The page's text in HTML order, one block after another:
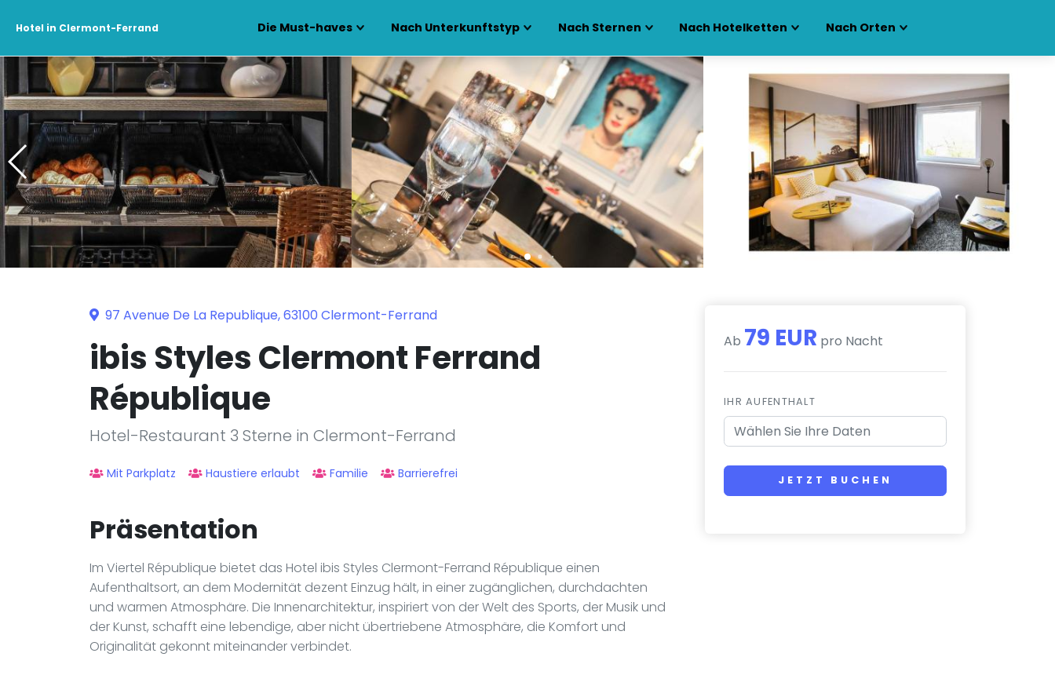
Hotel in Clermont-Ferrand Die Must-haves Nach Unterkunftstyp Nach Sternen Nach Hotelketten Nach Orten
97 Avenue De La Republique, 63100 Clermont-Ferrand
ibis Styles Clermont Ferrand
République
Hotel-Restaurant 3 Sterne in Clermont-Ferrand
Mit Parkplatz Haustiere erlaubt Familie Barrierefrei
Präsentation
Im Viertel République bietet das Hotel ibis Styles Clermont-Ferrand République einen
Aufenthaltsort, an dem Modernität dezent Einzug hält, in einer zugänglichen, durchdachten
und warmen Atmosphäre. Die Innenarchitektur, inspiriert von der Welt des Sports, der Musik und
der Kunst, schafft eine lebendige, aber nicht übertriebene Atmosphäre, die Komfort und
Originalität gekonnt miteinander verbindet.
Ab 79 EUR pro Nacht
IHR AUFENTHALT
JETZT BUCHEN